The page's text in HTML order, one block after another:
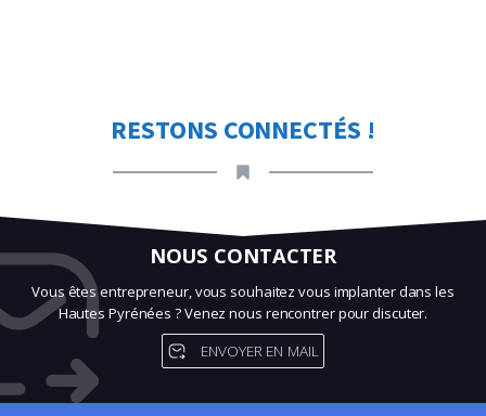
RESTONS CONNECTÉS !
NOUS CONTACTER
Vous êtes entrepreneur, vous souhaitez vous implanter dans les
Hautes Pyrénées ? Venez nous rencontrer pour discuter.
ENVOYER EN MAIL